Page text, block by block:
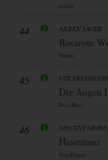
Ariola
44 AILEEN SAGER
Rosarote
Hitmix
45 UTE
Die Augen
Bros Music
46 VINCENT GROSS
Hasentanz
Geschlagert